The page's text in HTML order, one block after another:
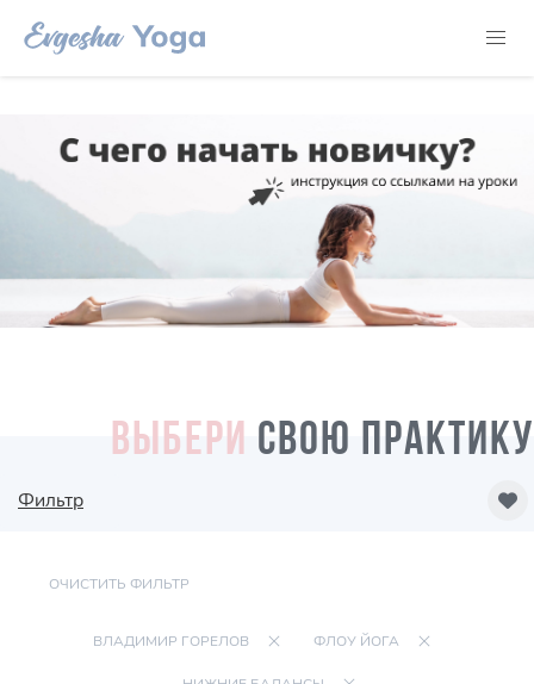
ВЫБЕРИ СВОЮ ПРАКТИКУ
Фильтр
ОЧИСТИТЬ ФИЛЬТР
ВЛАДИМИР ГОРЕЛОВ ФЛОУ ЙОГА